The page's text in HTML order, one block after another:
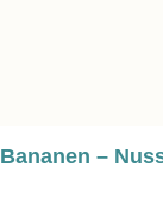
Bananen –